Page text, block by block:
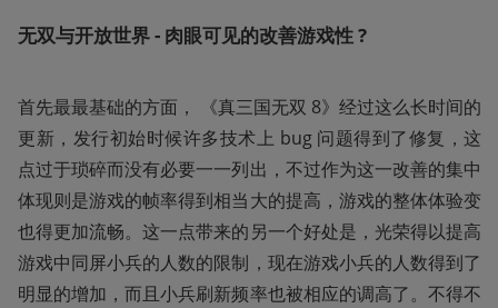
无双与开放世界 - 肉眼可见的改善游戏性 ?
首先最最基础的方面， 《真三国无双 8》经过这么长时间的
更新，发行初始时候许多技术上 bug 问题得到了修复，这
点过于琐碎而没有必要一一列出，不过作为这一改善的集中
体现则是游戏的帧率得到相当大的提高，游戏的整体体验变
也得更加流畅。这一点带来的另一个好处是，光荣得以提高
游戏中同屏小兵的人数的限制，现在游戏小兵的人数得到了
明显的增加，而且小兵刷新频率也被相应的调高了。不得不